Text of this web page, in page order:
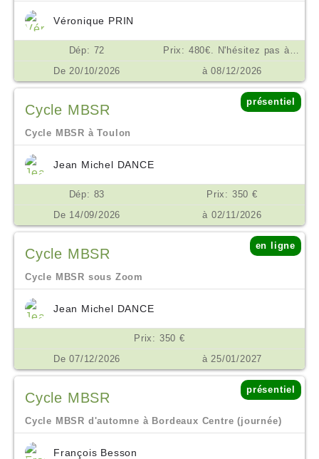
Véronique PRIN
Dép: 72
Prix: 480€. N'hésitez pas à me contacter en cas de difficulté financière. €
De 20/10/2026
à 08/12/2026
Cycle MBSR
présentiel
Cycle MBSR à Toulon
Jean Michel DANCE
Dép: 83
Prix: 350 €
De 14/09/2026
à 02/11/2026
Cycle MBSR
en ligne
Cycle MBSR sous Zoom
Jean Michel DANCE
Prix: 350 €
De 07/12/2026
à 25/01/2027
Cycle MBSR
présentiel
Cycle MBSR d'automne à Bordeaux Centre (journée)
François Besson